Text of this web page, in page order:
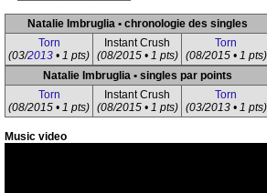
Natalie Imbruglia • chronologie des singles
Torn
(03/2013 • 1 pts)
Instant Crush
(08/2015 • 1 pts)
Torn
(08/2015 • 1 pts)
Natalie Imbruglia • singles par points
Torn
(08/2015 • 1 pts)
Instant Crush
(08/2015 • 1 pts)
Torn
(03/2013 • 1 pts)
Music video